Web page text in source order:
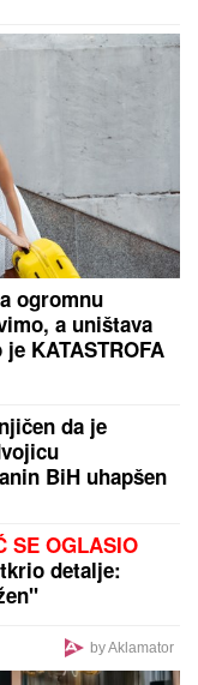
OGRADA I
je porodična
sazidao
razvio i biznis
Jahović
a ova je
Car u
i jaknom